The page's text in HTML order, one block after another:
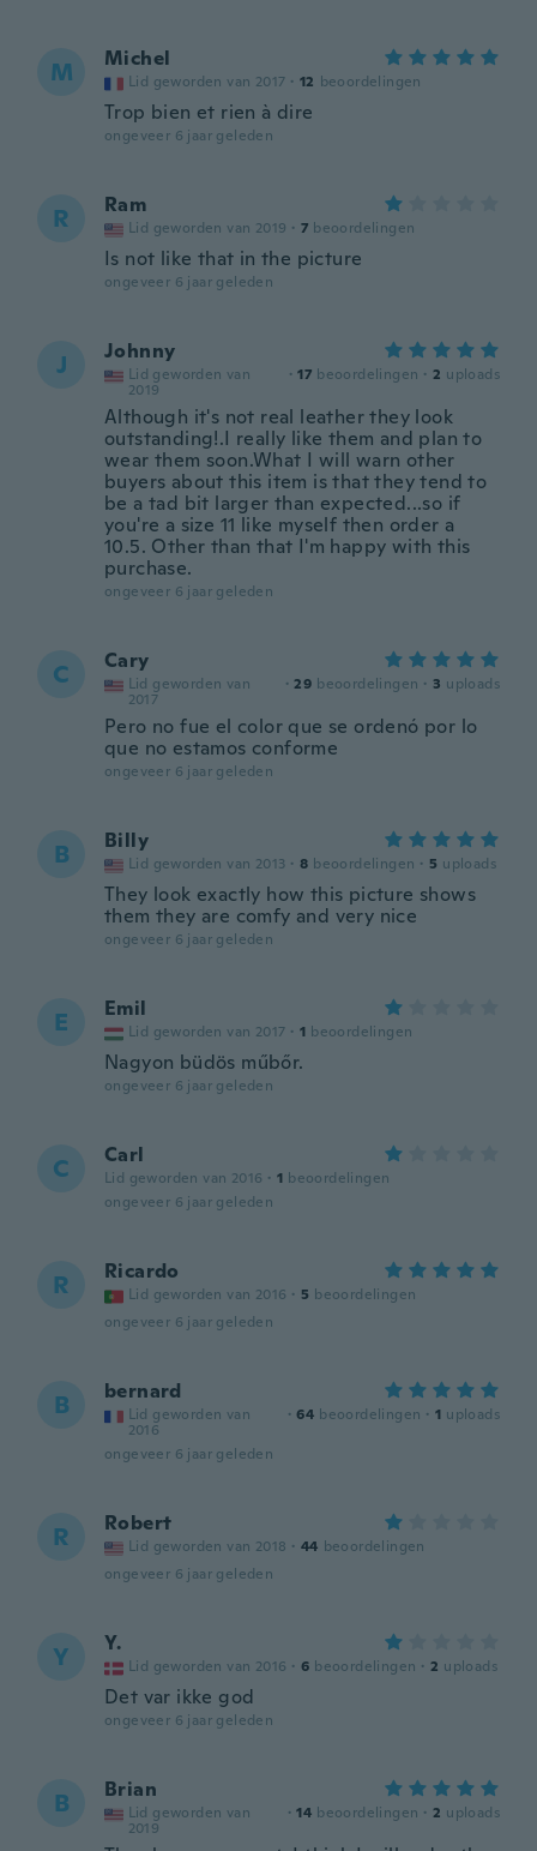
M Michel
Lid geworden van 2017 · 12 beoordelingen
Trop bien et rien à dire
ongeveer 6 jaar geleden
R Ram
Lid geworden van 2019 · 7 beoordelingen
Is not like that in the picture
ongeveer 6 jaar geleden
J Johnny
Lid geworden van
2019
· 17 beoordelingen · 2 uploads
Although it's not real leather they look
outstanding!.I really like them and plan to
wear them soon.What I will warn other
buyers about this item is that they tend to
be a tad bit larger than expected...so if
you're a size 11 like myself then order a
10.5. Other than that I'm happy with this
purchase.
ongeveer 6 jaar geleden
C Cary
Lid geworden van
2017
· 29 beoordelingen · 3 uploads
Pero no fue el color que se ordenó por lo
que no estamos conforme
ongeveer 6 jaar geleden
B Billy
Lid geworden van 2013 · 8 beoordelingen · 5 uploads
They look exactly how this picture shows
them they are comfy and very nice
ongeveer 6 jaar geleden
E Emil
Lid geworden van 2017 · 1 beoordelingen
Nagyon büdös műbőr.
ongeveer 6 jaar geleden
C Carl
Lid geworden van 2016 · 1 beoordelingen
ongeveer 6 jaar geleden
R Ricardo
Lid geworden van 2016 · 5 beoordelingen
ongeveer 6 jaar geleden
B bernard
Lid geworden van
2016
· 64 beoordelingen · 1 uploads
ongeveer 6 jaar geleden
R Robert
Lid geworden van 2018 · 44 beoordelingen
ongeveer 6 jaar geleden
Y Y.
Lid geworden van 2016 · 6 beoordelingen · 2 uploads
Det var ikke god
ongeveer 6 jaar geleden
B Brian
Lid geworden van
2019
· 14 beoordelingen · 2 uploads